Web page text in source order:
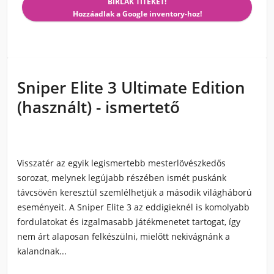
Hozzáadlak a Google inventory-hoz!
Sniper Elite 3 Ultimate Edition
(használt) - ismertető
Visszatér az egyik legismertebb mesterlövészkedős
sorozat, melynek legújabb részében ismét puskánk
távcsövén keresztül szemlélhetjük a második világháború
eseményeit. A Sniper Elite 3 az eddigieknél is komolyabb
fordulatokat és izgalmasabb játékmenetet tartogat, így
nem árt alaposan felkészülni, mielőtt nekivágnánk a
kalandnak...